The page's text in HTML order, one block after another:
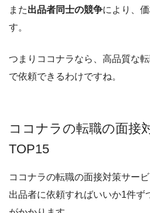
また出品者同士の競争により、
す。
つまりココナラなら、高品質な
で依頼できるわけですね。
ココナラの転職の面接
TOP15
ココナラの転職の面接対策サー
出品者に依頼すればいいか1件ず